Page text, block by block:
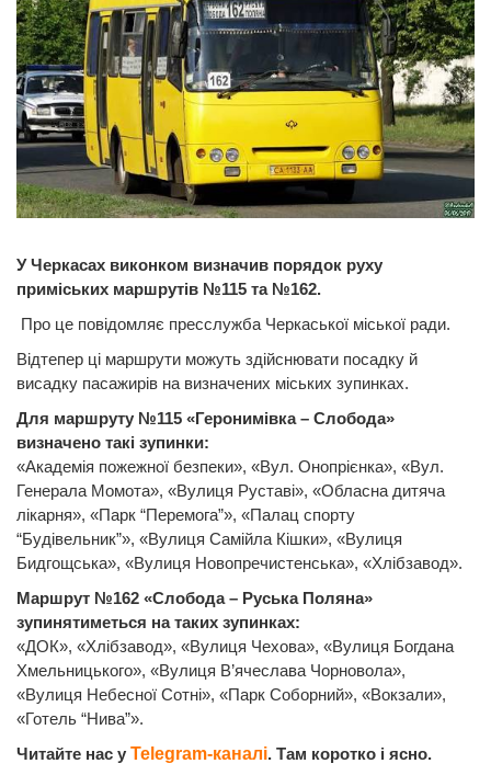
У Черкасах виконком визначив порядок руху
приміських маршрутів №115 та №162.
Про це повідомляє пресслужба Черкаської міської ради.
Відтепер ці маршрути можуть здійснювати посадку й
висадку пасажирів на визначених міських зупинках.
Для маршруту №115 «Геронимівка – Слобода»
визначено такі зупинки:
«Академія пожежної безпеки», «Вул. Онопрієнка», «Вул.
Генерала Момота», «Вулиця Руставі», «Обласна дитяча
лікарня», «Парк “Перемога”», «Палац спорту
“Будівельник”», «Вулиця Самійла Кішки», «Вулиця
Бидгощська», «Вулиця Новопречистенська», «Хлібзавод».
Маршрут №162 «Слобода – Руська Поляна»
зупинятиметься на таких зупинках:
«ДОК», «Хлібзавод», «Вулиця Чехова», «Вулиця Богдана
Хмельницького», «Вулиця В’ячеслава Чорновола»,
«Вулиця Небесної Сотні», «Парк Соборний», «Вокзали»,
«Готель “Нива”».
Читайте нас у Telegram-каналі. Там коротко і ясно.